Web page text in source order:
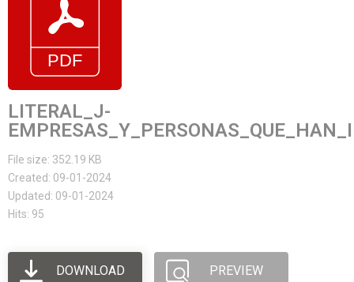
LITERAL_J-
File size: 352.19 KB
Created: 09-01-2024
Updated: 09-01-2024
Hits: 95
DOWNLOAD PREVIEW